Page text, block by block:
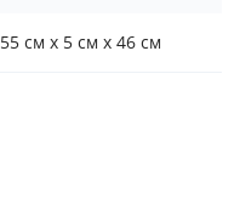
55 см x 5 см x 46 см